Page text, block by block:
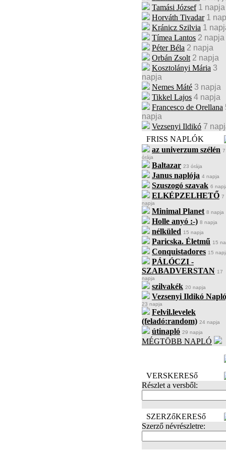
Tamási József 1 napja
Horváth Tivadar 1
Kránicz Szilvia 1
Tímea Lantos 2 napja
Péter Béla 2 napja
Orbán Zsolt 2 napja
Kosztolányi Mária 3
napja
Nemes Máté 3 napja
Tikkel Lajos 4 napja
Francesco de Orellana
napja
Vezsenyi Ildikó 7
FRISS NAPLÓK
az univerzum szélén 7
órája
Baltazar 23 órája
Janus naplója 4 napja
Szuszogó szavak 6
ELKÉPZELHETŐ 7
napja
Minimal Planet 8 napja
Holle anyó :-) 8 napja
nélküled 15 napja
Paricska. Életmű 15
Conquistadores 15
PÁLÓCZI -
SZABADVERSTAN 17
napja
szilvakék 20 napja
Vezsenyi Ildikó
23 napja
Felvil.levelek
(feladó:random) 24 napja
útinapló 29 napja
MÉGTÖBB NAPLÓ
VERSKERESő
Részlet a versből:
SZERZőKERESő
Szerző névrészletre: